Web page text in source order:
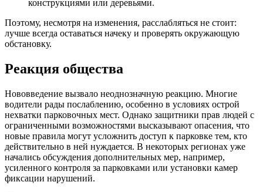
конструкциями или деревьями.
Поэтому, несмотря на изменения, расслабляться не стоит:
лучше всегда оставаться начеку и проверять окружающую
обстановку.
Реакция общества
Нововведение вызвало неоднозначную реакцию. Многие
водители рады послаблению, особенно в условиях острой
нехватки парковочных мест. Однако защитники прав людей с
ограниченными возможностями высказывают опасения, что
новые правила могут усложнить доступ к парковке тем, кто
действительно в ней нуждается. В некоторых регионах уже
начались обсуждения дополнительных мер, например,
усиленного контроля за парковками или установки камер
фиксации нарушений.